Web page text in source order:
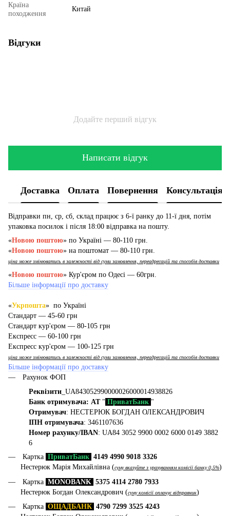
Країна
походження
Китай
Відгуки
Додайте перший відгук
Написати відгук
Доставка Оплата Повернення Консультація
Відправки пн, ср, сб, склад працює з 6-ї ранку до 11-ї дня, потім
упаковка посилок і після 18:00 відправка на пошту.
«Новою поштою» по Україні — 80-110 грн.
«Новою поштою» на поштомат — 80-110 грн.
ціна може змінюватись в залежності від суми замовлення, переадресацій та способів доставки
«Новою поштою» Кур'єром по Одесі — 60грн.
Більше інформації про доставку
«Укрпошта» по Україні
Стандарт — 45-60 грн
Стандарт кур'єром — 80-105 грн
Експресс — 60-100 грн
Експресс кур'єром — 100-125 грн
ціна може змінюватись в залежності від суми замовлення, переадресацій та способів доставки
Більше інформації про доставку
Рахунок ФОП
Реквізити _UA843052990000026000014938826
Банк отримувача: АТ" ПриватБанк "
Отримувач: НЕСТЕРЮК БОГДАН ОЛЕКСАНДРОВИЧ
ІПН отримувача: 3461107636
Номер рахунку/IBAN: UA84 3052 9900 0002 6000 0149 3882
6
Картка ПриватБанк 4149 4990 9018 3326
Нестерюк Марія Михайлівна (суму вказуйте з урахуванням комісії банку 0,5%)
Картка MONOBANK 5375 4114 2780 7933
Нестерюк Богдан Олександрович (суму комісії оплачує відправник)
Картка ОЩАДБАНК 4790 7299 3525 4243